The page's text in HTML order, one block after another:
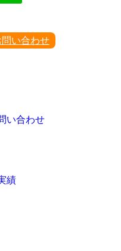
い合わせ
い合わせ
績